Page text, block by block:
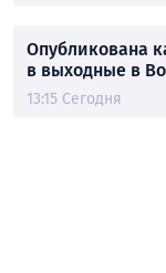
Опубликована
в выходные в
13:15 Сегодня